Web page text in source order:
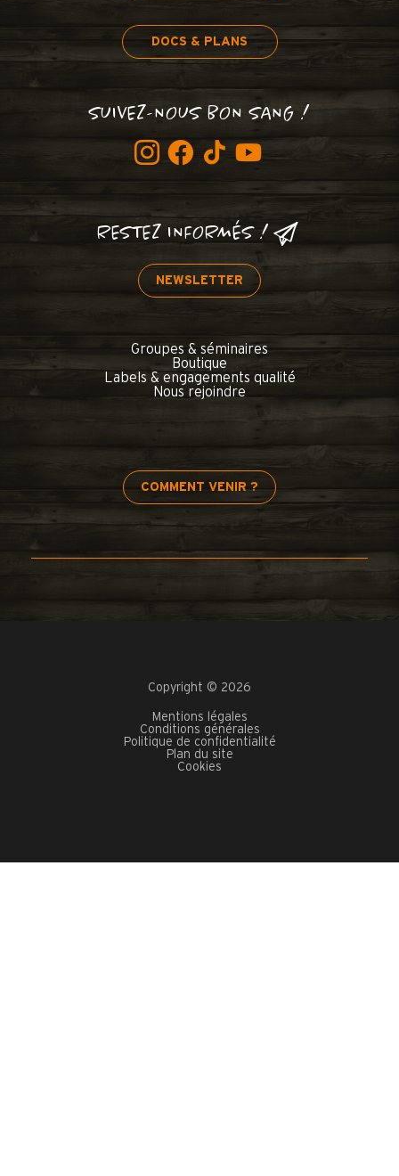
DOCS & PLANS
SUIVEZ-NOUS BON SANG !
RESTEZ INFORMÉS !
NEWSLETTER
Groupes & séminaires
Boutique
Labels & engagements qualité
Nous rejoindre
COMMENT VENIR ?
Copyright © 2026
Mentions légales
Conditions générales
Politique de confidentialité
Plan du site
Cookies